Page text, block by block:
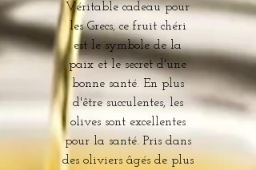
Véritable cadeau pour
les Grecs, ce fruit chéri
est le symbole de la
paix et le secret d'une
bonne santé. En plus
d'être succulentes, les
olives sont excellentes
pour la santé. Pris dans
des oliviers âgés de plus